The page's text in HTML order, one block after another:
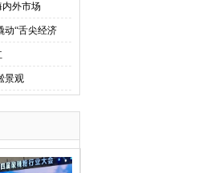
内外市场
动“舌尖经济
景观